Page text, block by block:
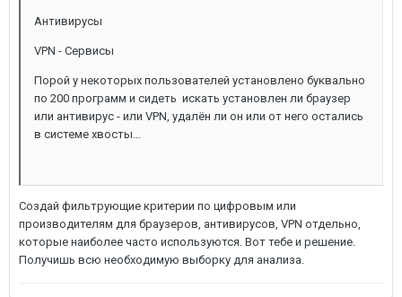
Антивирусы
VPN - Сервисы
Порой у некоторых пользователей установлено буквально
по 200 программ и сидеть искать установлен ли браузер
или антивирус - или VPN, удалён ли он или от него остались
в системе хвосты...
Создай фильтрующие критерии по цифровым или
производителям для браузеров, антивирусов, VPN отдельно,
которые наиболее часто используются. Вот тебе и решение.
Получишь всю необходимую выборку для анализа.